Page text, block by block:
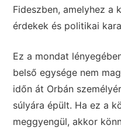
Fideszben, amelyhez a
érdekek és politikai
Ez a mondat
belső egysége nem
időn át Orbán
súlyára épült. Ha ez a
meggyengül, akkor